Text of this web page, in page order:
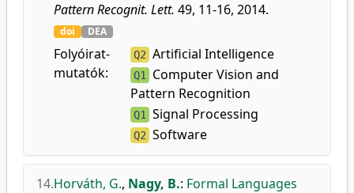
Pattern Recognit. Lett. 49, 11-16, 2014.
doi DEA
Folyóirat-
mutatók:
Q2 Artificial Intelligence
Q1 Computer Vision and
Pattern Recognition
Q1 Signal Processing
Q2 Software
14.Horváth, G., Nagy, B.: Formal Languages